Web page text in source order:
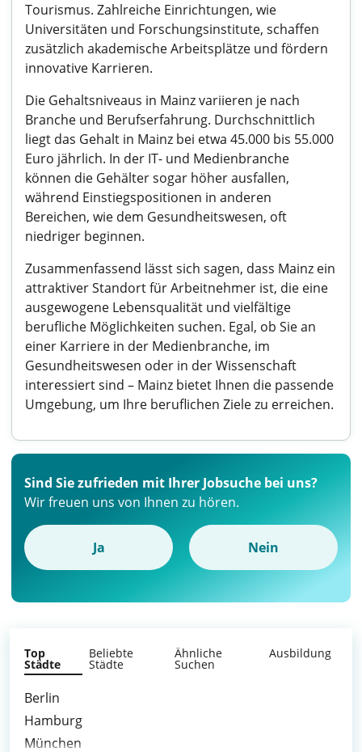
Tourismus. Zahlreiche Einrichtungen, wie
Universitäten und Forschungsinstitute, schaffen
zusätzlich akademische Arbeitsplätze und fördern
innovative Karrieren.
Die Gehaltsniveaus in Mainz variieren je nach
Branche und Berufserfahrung. Durchschnittlich
liegt das Gehalt in Mainz bei etwa 45.000 bis 55.000
Euro jährlich. In der IT- und Medienbranche
können die Gehälter sogar höher ausfallen,
während Einstiegspositionen in anderen
Bereichen, wie dem Gesundheitswesen, oft
niedriger beginnen.
Zusammenfassend lässt sich sagen, dass Mainz ein
attraktiver Standort für Arbeitnehmer ist, die eine
ausgewogene Lebensqualität und vielfältige
berufliche Möglichkeiten suchen. Egal, ob Sie an
einer Karriere in der Medienbranche, im
Gesundheitswesen oder in der Wissenschaft
interessiert sind – Mainz bietet Ihnen die passende
Umgebung, um Ihre beruflichen Ziele zu erreichen.
Sind Sie zufrieden mit Ihrer Jobsuche bei uns?
Wir freuen uns von Ihnen zu hören.
Ja Nein
Top
Städte
Beliebte
Städte
Ähnliche
Suchen
Ausbildung
Berlin
Hamburg
München